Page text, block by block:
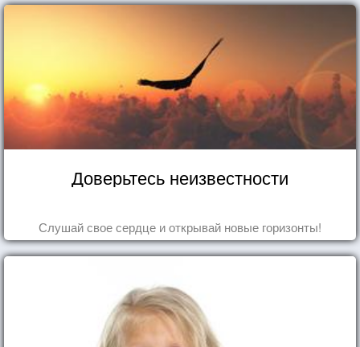
Доверьтесь неизвестности
Слушай свое сердце и открывай новые горизонты!